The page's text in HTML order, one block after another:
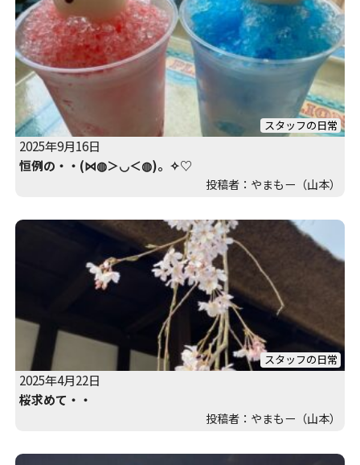
2025年9月16日
スタッフの日常
恒例の・・(⋈◍＞◡＜◍)。✧♡
投稿者：やまもー（山本）
2025年4月22日
スタッフの日常
桜求めて・・
投稿者：やまもー（山本）